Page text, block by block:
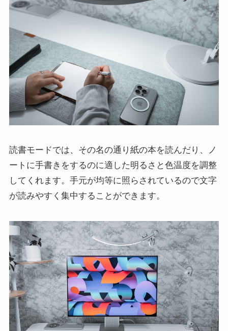
読書モードでは、その名の通り紙の本を読んだり、ノ
ートに手書きをするのに適した明るさと色温度を調整
してくれます。手元が均等に照らされているので文字
が読みやすく集中することができます。